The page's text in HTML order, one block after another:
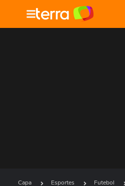
Capa Esportes Futebol